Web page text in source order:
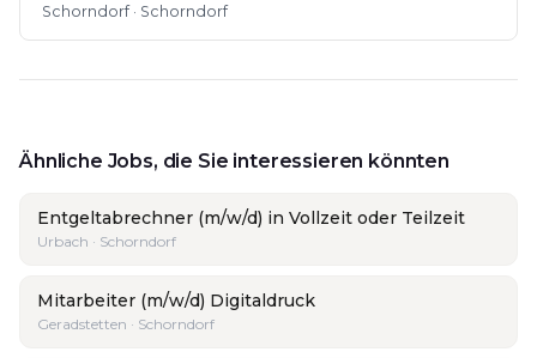
Schorndorf · Schorndorf
Ähnliche Jobs, die Sie interessieren könnten
Entgeltabrechner (m/w/d) in Vollzeit oder Teilzeit
Urbach · Schorndorf
Mitarbeiter (m/w/d) Digitaldruck
Geradstetten · Schorndorf